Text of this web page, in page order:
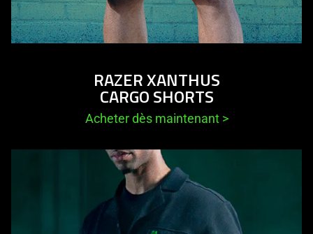
RAZER XANTHUS
CARGO SHORTS
Acheter dès maintenant >